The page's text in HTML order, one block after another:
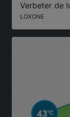
Verbeter de
LOXONE